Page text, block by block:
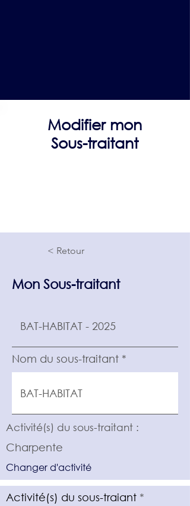
Modifier mon
Sous-traitant
< Retour
Mon Sous-traitant
Nom du sous-traitant
Activité(s) du sous-traitant :
Charpente
Changer d'activité
Activité(s) du sous-traiant